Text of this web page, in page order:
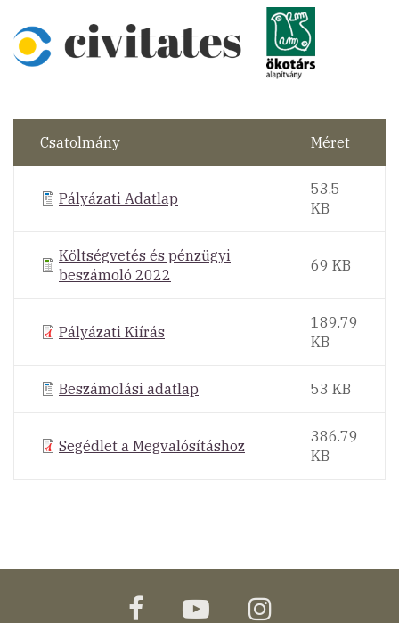
Csatolmány Méret
Pályázati Adatlap
53.5
KB
Költségvetés és pénzügyi
beszámoló 2022
69 KB
Pályázati Kiírás
189.79
KB
Beszámolási adatlap 53 KB
Segédlet a Megvalósításhoz
386.79
KB
facebookyoutubeinstagram